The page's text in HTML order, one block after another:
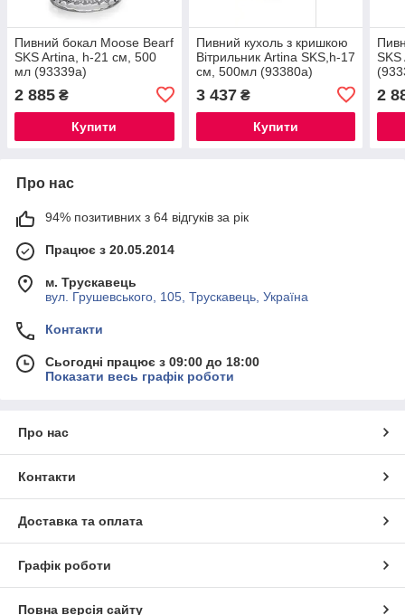
Пивний бокал Moose Bearf
SKS Artina, h-21 см, 500
мл (93339a)
2 885 ₴
Купити
Пивний кухоль з кришкою
Вітрильник Artina SKS,h-17
cм, 500мл (93380a)
3 437₴
Купити
2
Про нас
94% позитивних з 64 відгуків за рік
Працює з 20.05.2014
м. Трускавець
вул. Грушевського, 105, Трускавець, Україна
Контакти
Сьогодні працює з 09:00 до 18:00
Показати весь графік роботи
Про нас
Контакти
Доставка та оплата
Графік роботи
Повна версія сайту